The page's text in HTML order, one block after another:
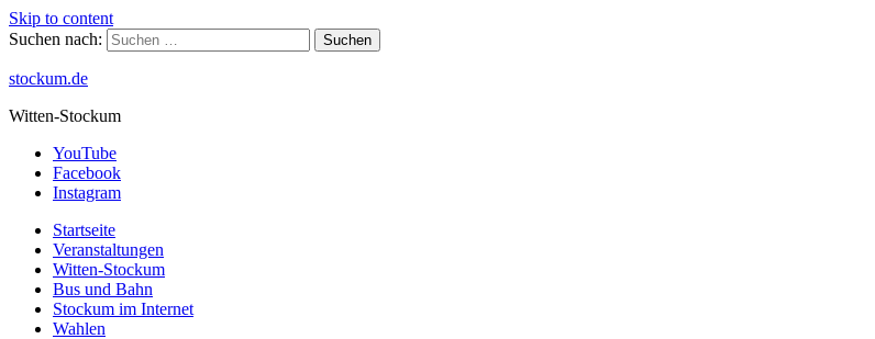
Skip to content
Suchen nach:
stockum.de
Witten-Stockum
YouTube
Facebook
Instagram
Startseite
Veranstaltungen
Witten-Stockum
Bus und Bahn
Stockum im Internet
Wahlen